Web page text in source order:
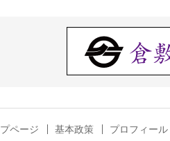
ページ 基本政策 プロフィール